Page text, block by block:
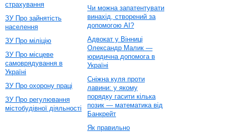
страхування
ЗУ Про зайнятість
населення
ЗУ Про міліцію
ЗУ Про місцеве
самоврядування в
Україні
ЗУ Про охорону праці
ЗУ Про регулювання
містобудівної діяльності
Чи можна запатентувати
винахід, створений за
допомогою AI?
Адвокат у Вінниці
Олександр Малик —
юридична допомога в
Україні
Сніжна куля проти
лавини: у якому
порядку гасити кілька
позик — математика від
Банкрейт
Як правильно